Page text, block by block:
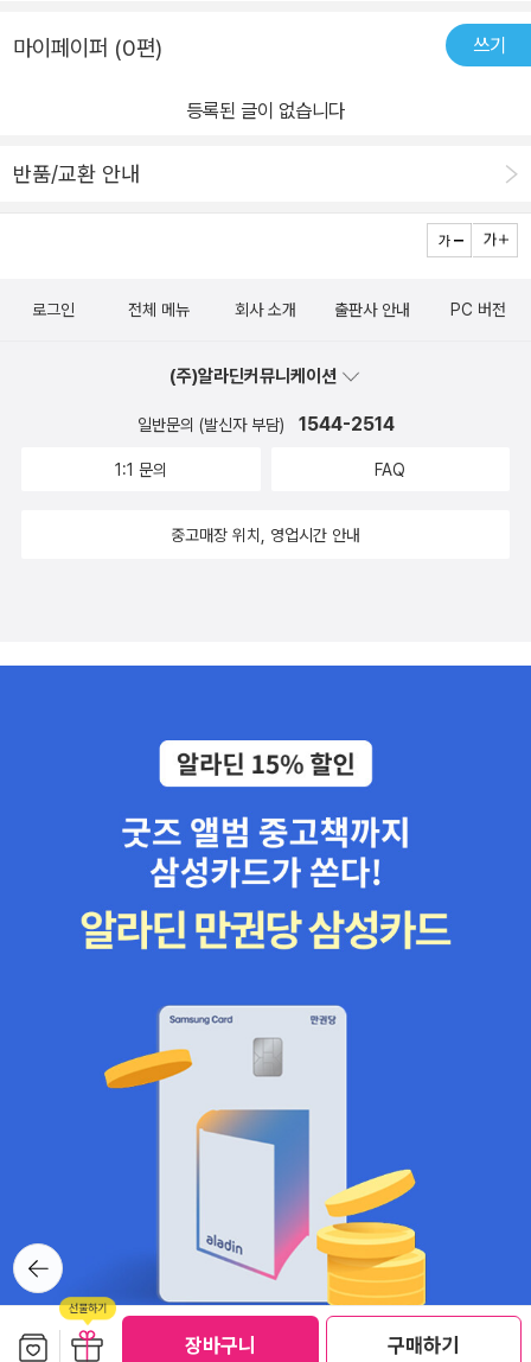
선물하기
장바구니 구매하기
마이페이퍼 (0편) 쓰기
등록된 글이 없습니다
반품/교환 안내
뒤로가
기
로그인 전체 메뉴 회사 소개 출판사 안내 PC 버전
(주)알라딘커뮤니케이션
일반문의 (발신자 부담) 1544-2514
1:1 문의 FAQ
중고매장 위치, 영업시간 안내